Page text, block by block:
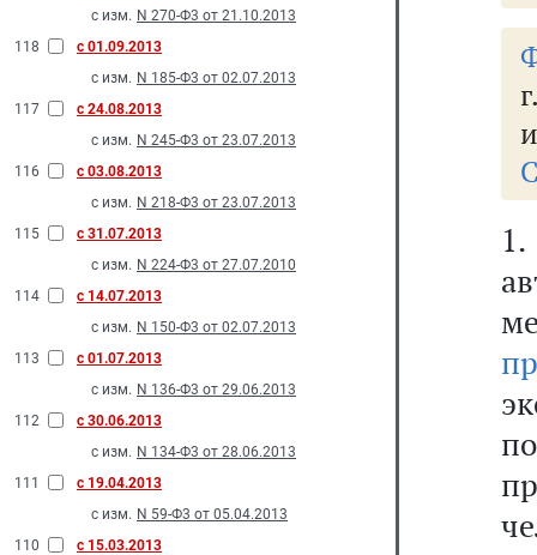
с изм. N 270-Ф3 от 21.10.2013
118
с 01.09.2013
с изм. N 185-Ф3 от 02.07.2013
117
с 24.08.2013
с изм. N 245-Ф3 от 23.07.2013
116
с 03.08.2013
с изм. N 218-Ф3 от 23.07.2013
115
с 31.07.2013
с изм. N 224-Ф3 от 27.07.2010
114
с 14.07.2013
с изм. N 150-Ф3 от 02.07.2013
113
с 01.07.2013
с изм. N 136-Ф3 от 29.06.2013
112
с 30.06.2013
с изм. N 134-Ф3 от 28.06.2013
111
с 19.04.2013
с изм. N 59-Ф3 от 05.04.2013
110
с 15.03.2013